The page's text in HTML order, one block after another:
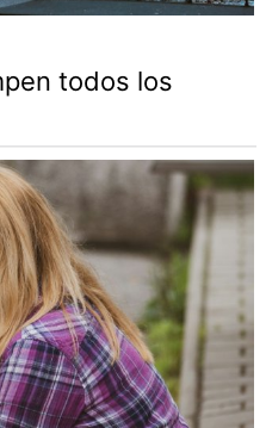
todos los